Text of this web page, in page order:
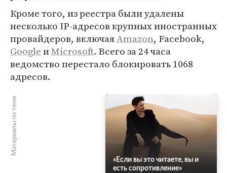
Кроме того, из реестра были удалены
несколько IP-адресов крупных иностранных
провайдеров, включаяAmazon, Facebook,
GoogleиMicrosoft. Всего за 24 часа
ведомство перестало блокировать 1068
адресов.
Материалы по теме
«Если вы это читаете, вы и
есть сопротивление»